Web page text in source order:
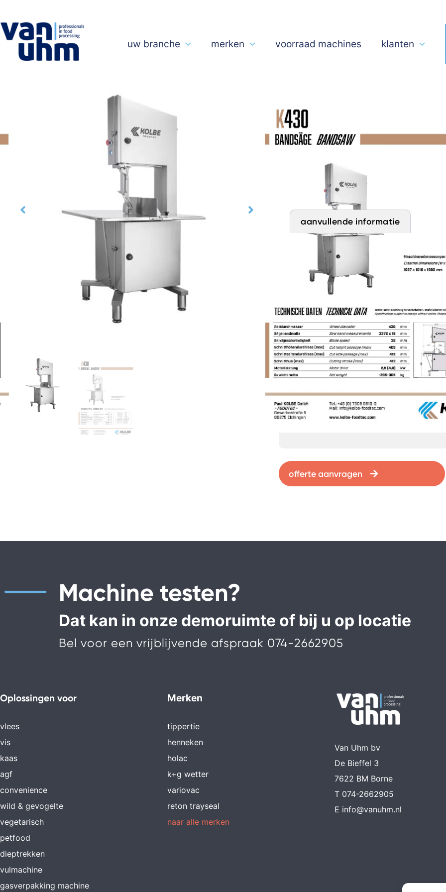
uw branche merken voorraad machines klanten
Dit model is zeer geschikt voor het
bevroren vlees- en visblokken.
Linker-uitvoering
aanvullende informatie
Bouwjaar 2026 (voorraad
Maximale
snijdhoogte
400 mm
Lengte
lintzaagblad
3370 x 16mm
Motorvermogen 4,0 kW IP54
Spanning 400 V
Tafelhoogte ca. 910mm
Machinehoogte 1.970mm
offerte aanvragen
Machine testen?
Dat kan in onze demoruimte of bij u op locatie
Bel voor een vrijblijvende afspraak 074-2662905
Oplossingen voor
vlees
vis
kaas
agf
convenience
wild & gevogelte
vegetarisch
petfood
dieptrekken
vulmachine
gasverpakking machine
Merken
tippertie
henneken
holac
k+g wetter
variovac
reton trayseal
naar alle merken
Van Uhm bv
De Bieffel 3
7622 BM Borne
T 074-2662905
E info@vanuhm.nl